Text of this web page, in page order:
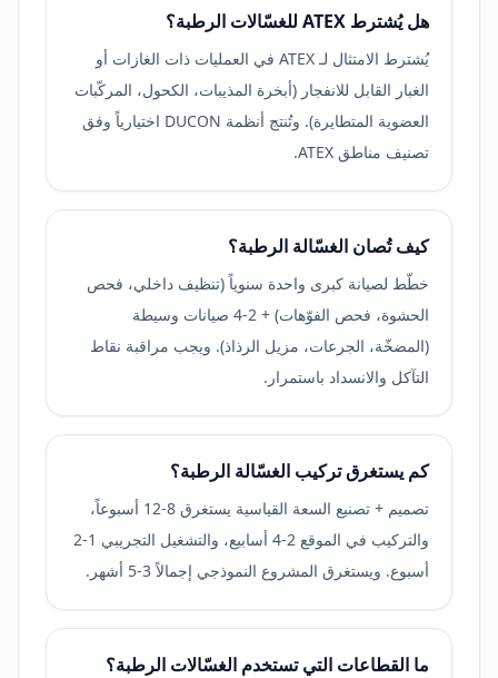
هل يُشترط ATEX للغسّالات الرطبة؟
يُشترط الامتثال لـ ATEX في العمليات ذات الغازات أو
الغبار القابل للانفجار (أبخرة المذيبات، الكحول، المركّبات
العضوية المتطايرة). وتُنتج أنظمة DUCON اختيارياً وفق
تصنيف مناطق ATEX.
كيف تُصان الغسّالة الرطبة؟
خطّط لصيانة كبرى واحدة سنوياً (تنظيف داخلي، فحص
الحشوة، فحص الفوّهات) + 2-4 صيانات وسيطة
(المضخّة، الجرعات، مزيل الرذاذ). ويجب مراقبة نقاط
التآكل والانسداد باستمرار.
كم يستغرق تركيب الغسّالة الرطبة؟
تصميم + تصنيع السعة القياسية يستغرق 8-12 أسبوعاً،
والتركيب في الموقع 2-4 أسابيع، والتشغيل التجريبي 1-2
أسبوع. ويستغرق المشروع النموذجي إجمالاً 3-5 أشهر.
ما القطاعات التي تستخدم الغسّالات الرطبة؟